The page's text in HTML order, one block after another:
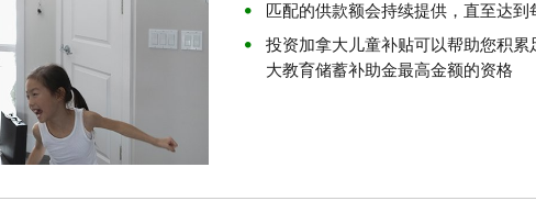
匹配的供款额会持续提供，直至达
投资加拿大儿童补贴可以帮助您积
大教育储蓄补助金最高金额的资格